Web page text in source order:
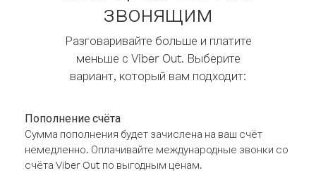
звонящим
Разговаривайте больше и платите
меньше с Viber Out. Выберите
вариант, который вам подходит:
Пополнение счёта
Сумма пополнения будет зачислена на ваш счёт
немедленно. Оплачивайте международные звонки со
счёта Viber Out по выгодным ценам.